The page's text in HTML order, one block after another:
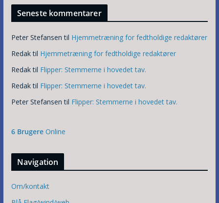
Seneste kommentarer
Peter Stefansen til Hjemmetræning for fedtholdige redaktører
Redaktil Hjemmetræning for fedtholdige redaktører
Redaktil Flipper: Stemmerne i hovedet tav.
Redaktil Flipper: Stemmerne i hovedet tav.
Peter Stefansen til Flipper: Stemmerne i hovedet tav.
6 BrugereOnline
Navigation
Om/kontakt